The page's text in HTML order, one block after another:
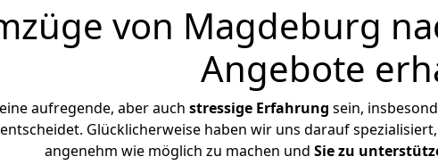
von Magdeburg
Angebote
aufregende, aber auch stressige Erfahrung sein,
Glücklicherweise haben wir uns darauf
angenehm wie möglich zu machen und Sie zu